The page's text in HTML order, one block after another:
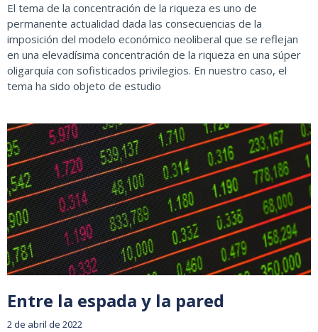
El tema de la concentración de la riqueza es uno de
permanente actualidad dada las consecuencias de la
imposición del modelo económico neoliberal que se reflejan
en una elevadísima concentración de la riqueza en una súper
oligarquía con sofisticados privilegios. En nuestro caso, el
tema ha sido objeto de estudio
Entre la espada y la pared
2 de abril de 2022